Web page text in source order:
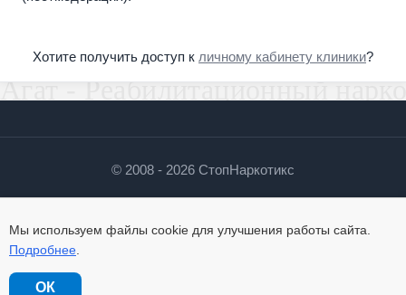
Хотите получить доступ к личному кабинету клиники?
© 2008 - 2026 СтопНаркотикс
О сайте Контакты Политика
Мы используем файлы cookie для улучшения работы сайта.
Подробнее
ОК